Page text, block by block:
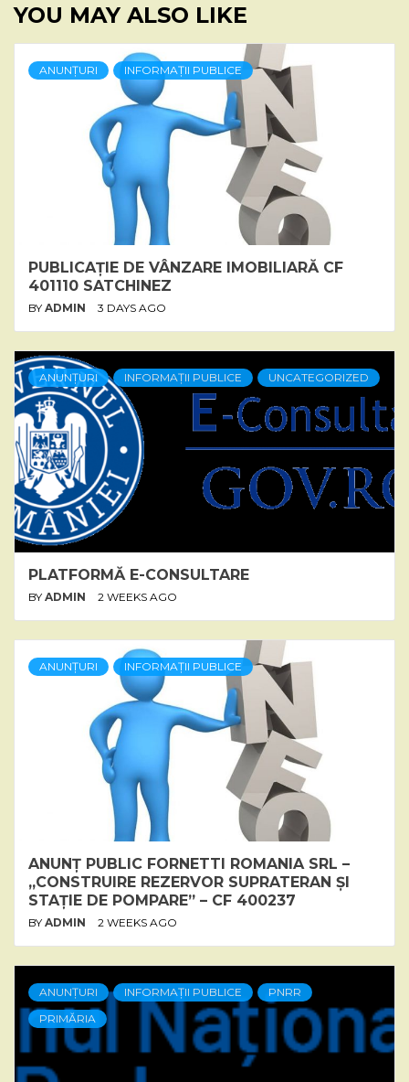
YOU MAY ALSO LIKE
ANUNȚURI INFORMAȚII PUBLICE
PUBLICAȚIE DE VÂNZARE IMOBILIARĂ CF
401110 SATCHINEZ
BY ADMIN 3 DAYS AGO
ANUNȚURI INFORMAȚII PUBLICE UNCATEGORIZED
PLATFORMĂ E-CONSULTARE
BY ADMIN 2 WEEKS AGO
ANUNȚURI INFORMAȚII PUBLICE
ANUNȚ PUBLIC FORNETTI ROMANIA SRL –
„CONSTRUIRE REZERVOR SUPRATERAN ȘI
STAȚIE DE POMPARE” – CF 400237
BY ADMIN 2 WEEKS AGO
ANUNȚURI INFORMAȚII PUBLICE
PNRR
PRIMĂRIA